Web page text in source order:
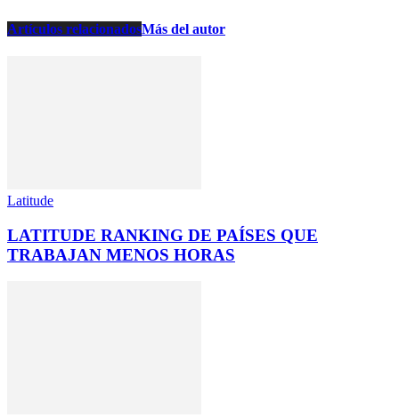
Artículos relacionadosMás del autor
Latitude
LATITUDE RANKING DE PAÍSES QUE
TRABAJAN MENOS HORAS